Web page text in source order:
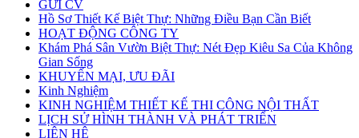
GỬI CV
Hồ Sơ Thiết Kế Biệt Thự: Những Điều Bạn Cần Biết
HOẠT ĐỘNG CÔNG TY
Khám Phá Sân Vườn Biệt Thự: Nét Đẹp Kiêu Sa Của Không
Gian Sống
KHUYẾN MẠI, ƯU ĐÃI
Kinh Nghiệm
KINH NGHIỆM THIẾT KẾ THI CÔNG NỘI THẤT
LỊCH SỬ HÌNH THÀNH VÀ PHÁT TRIỂN
LIÊN HỆ